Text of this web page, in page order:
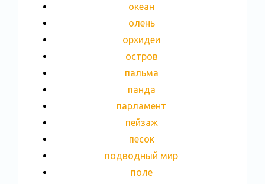
океан
олень
орхидеи
остров
пальма
панда
парламент
пейзаж
песок
подводный мир
поле